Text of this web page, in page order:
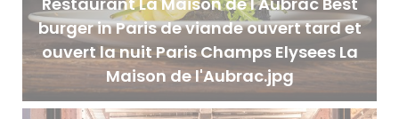
burger in Paris de viande ouvert tard et
ouvert la nuit Paris Champs Elysees La
Maison de l'Aubrac.jpg